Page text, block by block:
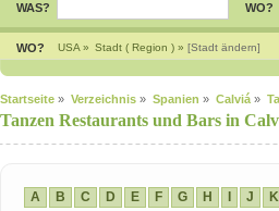
WAS? WO?
WO? USA » Stadt ( Region ) » [Stadt ändern]
Startseite » Verzeichnis » Spanien » Calviá »
Tanzen Restaurants und Bars in
A B C D E F G H J K